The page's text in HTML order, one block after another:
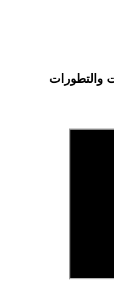
والتطورات